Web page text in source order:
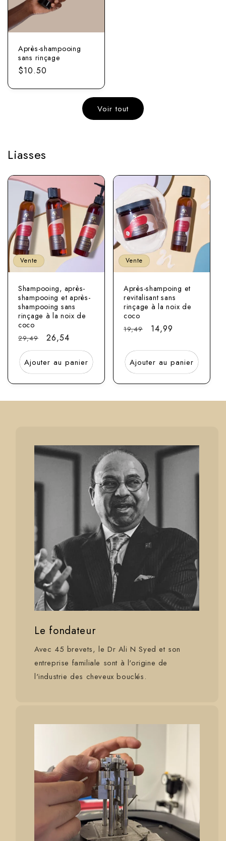
Après-shampooing
sans rinçage
Prix
$10.50
Voir tout
Liasses
Vente
Shampooing, après-
shampooing et après-
shampooing sans
rinçage à la noix de
coco
Prix
normal
29,49
Prix
soldé
26,54
Ajouter au panier
Vente
Après-shampoing et
revitalisant sans
rinçage à la noix de
coco
Prix
19,49
Prix
14,99
Ajouter au panier
Le fondateur
Avec 45 brevets, le Dr Ali N Syed et son
entreprise familiale sont à l'origine de
l'industrie des cheveux bouclés.